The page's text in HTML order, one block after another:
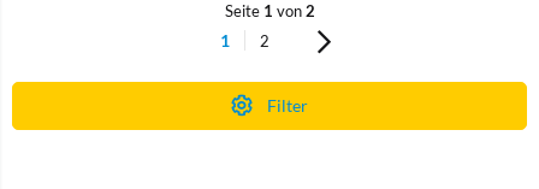
Seite 1 von2
1 2
Filter